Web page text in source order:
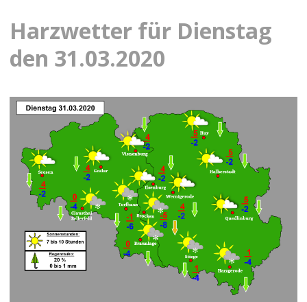
Harzwetter für Dienstag
den 31.03.2020